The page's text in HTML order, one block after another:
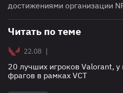
достижениями организации
Читать по теме
22.08 |
20 лучших игроков Valorant,
фрагов в рамках VCT